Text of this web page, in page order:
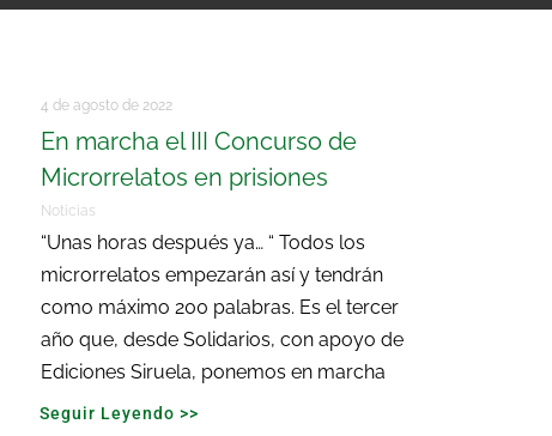
4 de agosto de 2022
En marcha el III Concurso de
Microrrelatos en prisiones
Noticias
“Unas horas después ya… “ Todos los
microrrelatos empezarán así y tendrán
como máximo 200 palabras. Es el tercer
año que, desde Solidarios, con apoyo de
Ediciones Siruela, ponemos en marcha
Seguir Leyendo >>